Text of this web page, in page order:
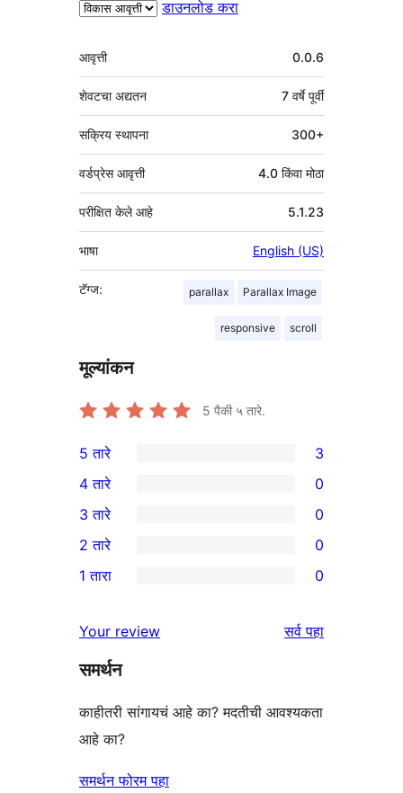
डाउनलोड करा
मेटा
आवृत्ती 0.0.6
शेवटचा अद्यतन 7 वर्षेपूर्वी
सक्रिय स्थापना 300+
वर्डप्रेस आवृत्ती 4.0 किंवा मोठा
परीक्षित केले आहे 5.1.23
भाषा English (US)
टॅग्ज: parallax Parallax Image
responsive scroll
मूल्यांकन
5 पैकी ५ तारे.
3
5-
तारांकित
परीक्षणे
5 तारे 3
4-
तारांकित
परीक्षणे
4 तारे 0
0
3-
तारांकित
3 तारे 0
2-
परीक्षणे
2 तारे 0
तारांकित
परीक्षणे
1 तारा 0
Your review सर्वपुनरावलोकने
पहा
समर्थन
काहीतरी सांगायचं आहे का? मदतीची आवश्यकता
आहे का?
समर्थन फोरम पहा